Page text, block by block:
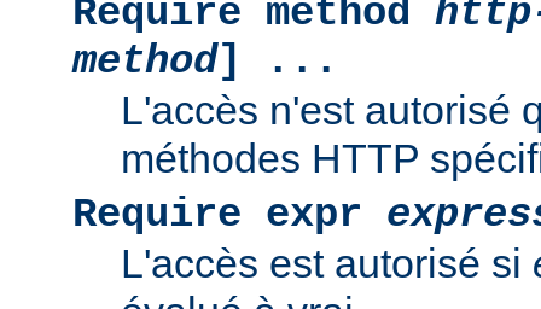
Require method
method] ...
L'accès n'est autorisé
méthodes HTTP
Require expr
L'accès est autorisé si